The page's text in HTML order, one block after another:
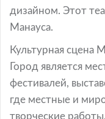
дизайном. Этот
Манауса.
Культурная сцена
Город является
фестивалей,
где местные и
творческие